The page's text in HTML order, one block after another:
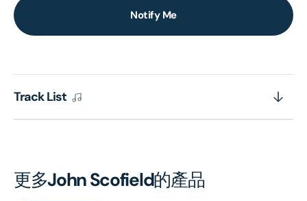
Notify Me
Track List
更多John Scofield的產品